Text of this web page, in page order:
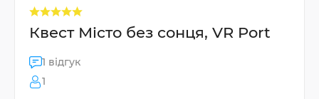
Квест Місто без сонця, VR Port
1 відгук
1